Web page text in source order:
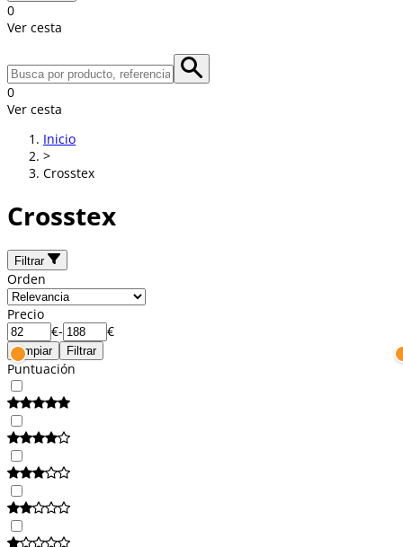
0
Ver cesta
0
Ver cesta
Inicio
>
Crosstex
Crosstex
Filtrar
Orden
Precio
€- €
Limpiar Filtrar
Puntuación